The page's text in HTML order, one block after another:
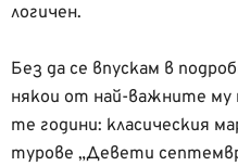
логичен.
Без да се впускам в
някои от най-важните му
те години: класическия
турове „Девети